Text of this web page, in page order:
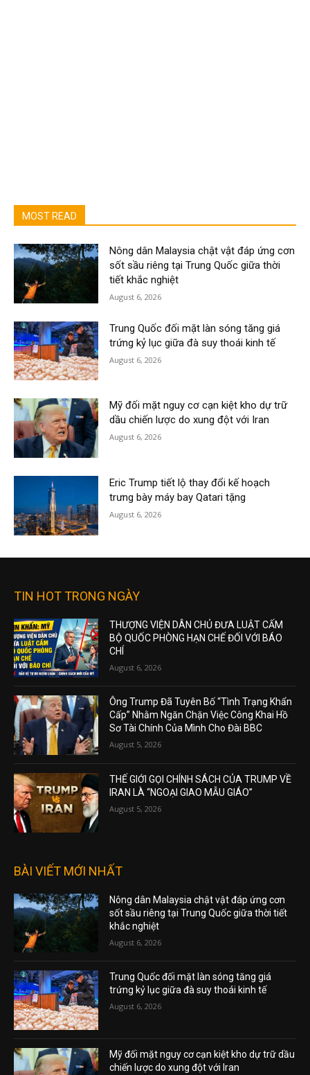
MOST READ
Nông dân Malaysia chật vật đáp ứng cơn
sốt sầu riêng tại Trung Quốc giữa thời
tiết khắc nghiệt
August 6, 2026
Trung Quốc đối mặt làn sóng tăng giá
trứng kỷ lục giữa đà suy thoái kinh tế
August 6, 2026
Mỹ đối mặt nguy cơ cạn kiệt kho dự trữ
dầu chiến lược do xung đột với Iran
August 6, 2026
Eric Trump tiết lộ thay đổi kế hoạch
trưng bày máy bay Qatari tặng
August 6, 2026
TIN HOT TRONG NGÀY
THƯỢNG VIỆN DÂN CHỦ ĐƯA LUẬT CẤM
BỘ QUỐC PHÒNG HẠN CHẾ ĐỐI VỚI BÁO
CHÍ
August 6, 2026
Ông Trump Đã Tuyên Bố “Tình Trạng Khẩn
Cấp” Nhằm Ngăn Chặn Việc Công Khai Hồ
Sơ Tài Chính Của Mình Cho Đài BBC
August 5, 2026
THẾ GIỚI GỌI CHÍNH SÁCH CỦA TRUMP VỀ
IRAN LÀ “NGOẠI GIAO MẪU GIÁO”
August 5, 2026
BÀI VIẾT MỚI NHẤT
Nông dân Malaysia chật vật đáp ứng cơn
sốt sầu riêng tại Trung Quốc giữa thời tiết
khắc nghiệt
August 6, 2026
Trung Quốc đối mặt làn sóng tăng giá
trứng kỷ lục giữa đà suy thoái kinh tế
August 6, 2026
Mỹ đối mặt nguy cơ cạn kiệt kho dự trữ dầu
chiến lược do xung đột với Iran